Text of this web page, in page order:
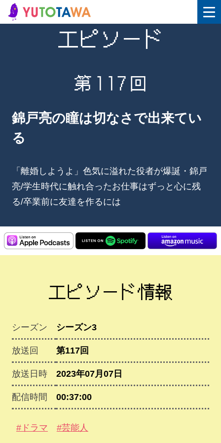
エピソード
第117回
錦戸亮の瞳は切なさで出来てい
る
「離婚しようよ」色気に溢れた役者が爆誕・錦戸
亮/学生時代に触れ合ったお仕事はずっと心に残
る/卒業前に友達を作るには
エピソード情報
シーズン シーズン3
放送回 第117回
放送日時 2023年07月07日
配信時間 00:37:00
#ドラマ #芸能人